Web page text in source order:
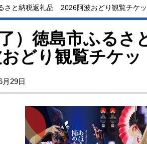
さと納税返礼品 2026阿波おどり観覧チケ
了）徳島市ふる
どり観覧チケッ
29日